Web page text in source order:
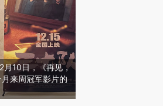
月10日，《再见，
来周冠军影片的